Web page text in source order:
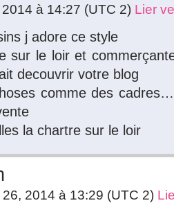
à 14:27 (UTC 2) Lier
j adore ce style
sur le loir et
decouvrir votre blog
comme des
la chartre sur le loir
2014 à 13:29 (UTC 2)